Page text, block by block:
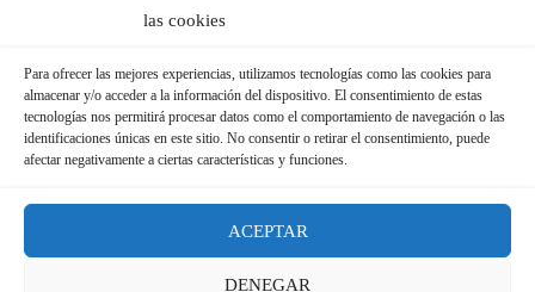
las cookies
Para ofrecer las mejores experiencias, utilizamos tecnologías como las cookies para
almacenar y/o acceder a la información del dispositivo. El consentimiento de estas
tecnologías nos permitirá procesar datos como el comportamiento de navegación o las
identificaciones únicas en este sitio. No consentir o retirar el consentimiento, puede
afectar negativamente a ciertas características y funciones.
ACEPTAR
DENEGAR